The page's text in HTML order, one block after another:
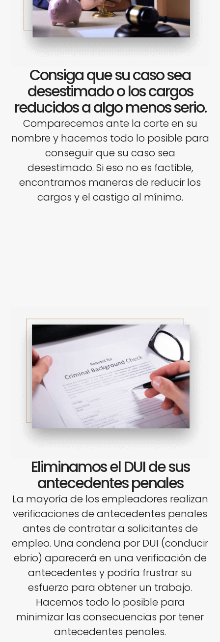
Consiga que su caso sea
desestimado o los cargos
reducidos a algo menos serio.
Comparecemos ante la corte en su
nombre y hacemos todo lo posible para
conseguir que su caso sea
desestimado. Si eso no es factible,
encontramos maneras de reducir los
cargos y el castigo al mínimo.
Eliminamos el DUI de sus
antecedentes penales
La mayoría de los empleadores realizan
verificaciones de antecedentes penales
antes de contratar a solicitantes de
empleo. Una condena por DUI (conducir
ebrio) aparecerá en una verificación de
antecedentes y podría frustrar su
esfuerzo para obtener un trabajo.
Hacemos todo lo posible para
minimizar las consecuencias por tener
antecedentes penales.